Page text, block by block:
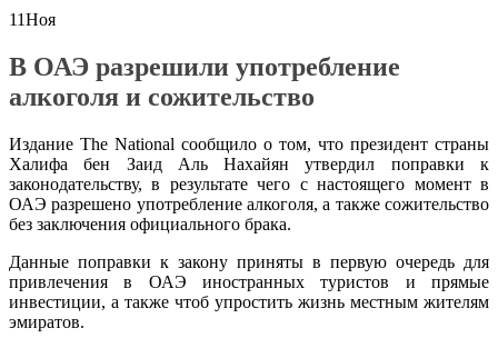
11Ноя
В ОАЭ разрешили употребление
алкоголя и сожительство
Издание The National сообщило о том, что президент страны
Халифа бен Заид Аль Нахайян утвердил поправки к
законодательству, в результате чего с настоящего момент в
ОАЭ разрешено употребление алкоголя, а также сожительство
без заключения официального брака.
Данные поправки к закону приняты в первую очередь для
привлечения в ОАЭ иностранных туристов и прямые
инвестиции, а также чтоб упростить жизнь местным жителям
эмиратов.